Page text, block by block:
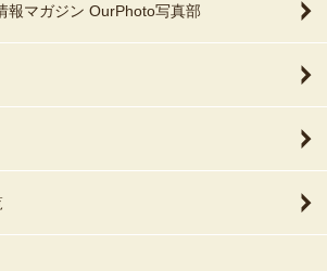
報マガジン OurPhoto写真部